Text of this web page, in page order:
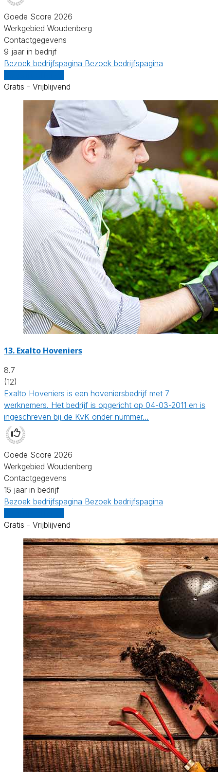
Goede Score 2026
Werkgebied Woudenberg
Contactgegevens
9 jaar in bedrijf
Bezoek bedrijfspagina Bezoek bedrijfspagina
Gratis - Vrijblijvend
13. Exalto Hoveniers
8.7
(12)
Exalto Hoveniers is een hoveniersbedrijf met 7
werknemers. Het bedrijf is opgericht op 04-03-2011 en is
ingeschreven bij de KvK onder nummer…
Goede Score 2026
Werkgebied Woudenberg
Contactgegevens
15 jaar in bedrijf
Bezoek bedrijfspagina Bezoek bedrijfspagina
Gratis - Vrijblijvend